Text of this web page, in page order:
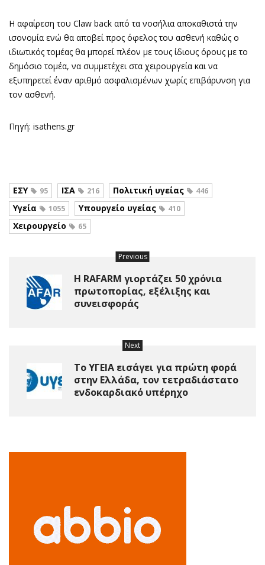
Η αφαίρεση του Claw back από τα νοσήλια αποκαθιστά την
ισονομία ενώ θα αποβεί προς όφελος του ασθενή καθώς ο
ιδιωτικός τομέας θα μπορεί πλέον με τους ίδιους όρους με το
δημόσιο τομέα, να συμμετέχει στα χειρουργεία και να
εξυπηρετεί έναν αριθμό ασφαλισμένων χωρίς επιβάρυνση για
τον ασθενή.
Πηγή: isathens.gr
ΕΣΥ 95 ΙΣΑ 216 Πολιτική υγείας 446
Υγεία 1055 Υπουργείο υγείας 410
Χειρουργείο 65
Previous
H RAFARM γιορτάζει 50 χρόνια
πρωτοπορίας, εξέλιξης και
συνεισφοράς
Next
Το ΥΓΕΙΑ εισάγει για πρώτη φορά
στην Ελλάδα, τον τετραδιάστατο
ενδοκαρδιακό υπέρηχο